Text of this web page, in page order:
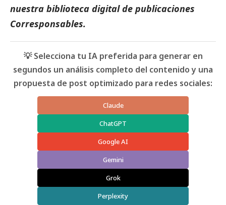
nuestra biblioteca digital de publicaciones
Corresponsables.
💡 Selecciona tu IA preferida para generar en
segundos un análisis completo del contenido y una
propuesta de post optimizado para redes sociales:
Claude
ChatGPT
Google AI
Gemini
Grok
Perplexity